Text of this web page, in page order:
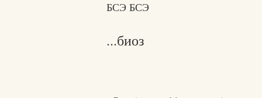
БСЭ БСЭ
...биоз